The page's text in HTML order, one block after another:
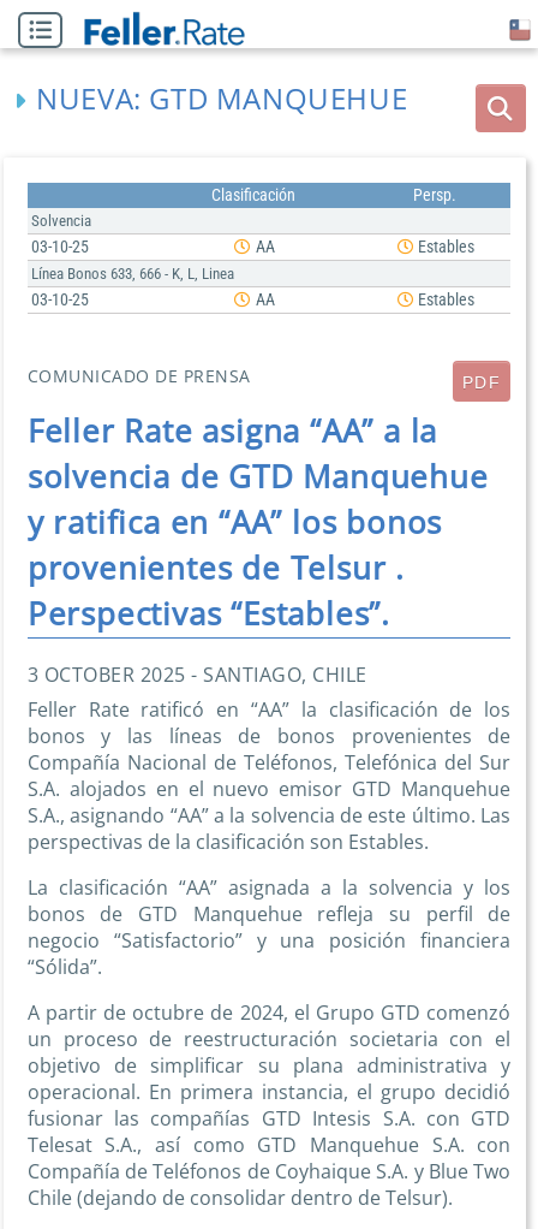
NUEVA: GTD MANQUEHUE
Clasificación Persp.
Solvencia
03-10-25 AA Estables
Línea Bonos 633, 666 - K, L, Linea
03-10-25 AA Estables
COMUNICADO DE PRENSA PDF
Feller Rate asigna “AA” a la
solvencia de GTD Manquehue
y ratifica en “AA” los bonos
provenientes de Telsur .
Perspectivas “Estables”.
3 OCTOBER 2025 - SANTIAGO, CHILE
Feller Rate ratificó en “AA” la clasificación de los
bonos y las líneas de bonos provenientes de
Compañía Nacional de Teléfonos, Telefónica del Sur
S.A. alojados en el nuevo emisor GTD Manquehue
S.A., asignando “AA” a la solvencia de este último. Las
perspectivas de la clasificación son Estables.
La clasificación “AA” asignada a la solvencia y los
bonos de GTD Manquehue refleja su perfil de
negocio “Satisfactorio” y una posición financiera
“Sólida”.
A partir de octubre de 2024, el Grupo GTD comenzó
un proceso de reestructuración societaria con el
objetivo de simplificar su plana administrativa y
operacional. En primera instancia, el grupo decidió
fusionar las compañías GTD Intesis S.A. con GTD
Telesat S.A., así como GTD Manquehue S.A. con
Compañía de Teléfonos de Coyhaique S.A. y Blue Two
Chile (dejando de consolidar dentro de Telsur).